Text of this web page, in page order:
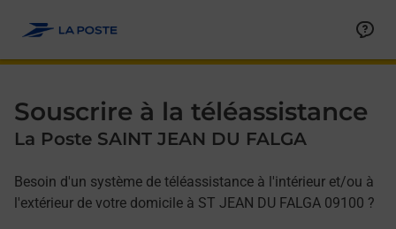
Souscrire à la téléassistance
La Poste SAINT JEAN DU FALGA
Besoin d'un système de téléassistance à l'intérieur et/ou à
l'extérieur de votre domicile à ST JEAN DU FALGA 09100 ?